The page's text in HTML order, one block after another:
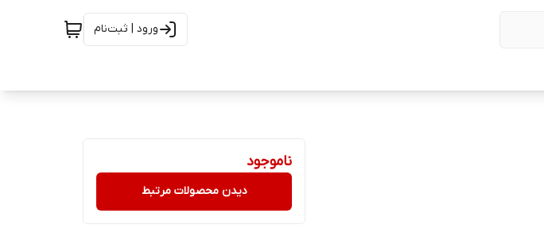
ورود | ثبت‌نام
ناموجود
دیدن محصولات مرتبط